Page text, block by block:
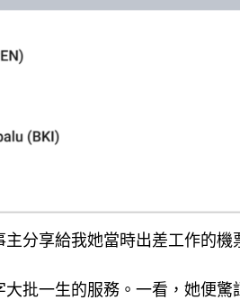
主分享給我她當時出差工作的機
批一生的服務。一看，她便